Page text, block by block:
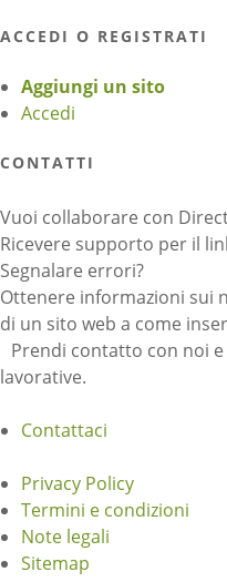
ACCEDI O REGISTRATI
Aggiungi un sito
Accedi
CONTATTI
Vuoi collaborare con
Ricevere supporto per il
Segnalare errori?
Ottenere informazioni sui
di un sito web a come
Prendi contatto con noi
lavorative.
Contattaci
Privacy Policy
Termini e condizioni
Note legali
Sitemap